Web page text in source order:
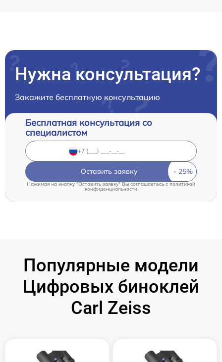
Нужна консультация?
Закажите бесплатную консультацию
Бесплатная консультация со
специалистом
Оставить заявку
Нажимая на кнопку "Оставить заявку" Вы соглашаетесь cполитикой
конфиденциальности
Популярные модели
Цифровых биноклей
Carl Zeiss